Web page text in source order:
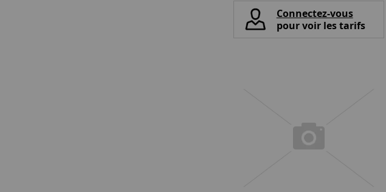
Connectez-vous
pour voir les tarifs